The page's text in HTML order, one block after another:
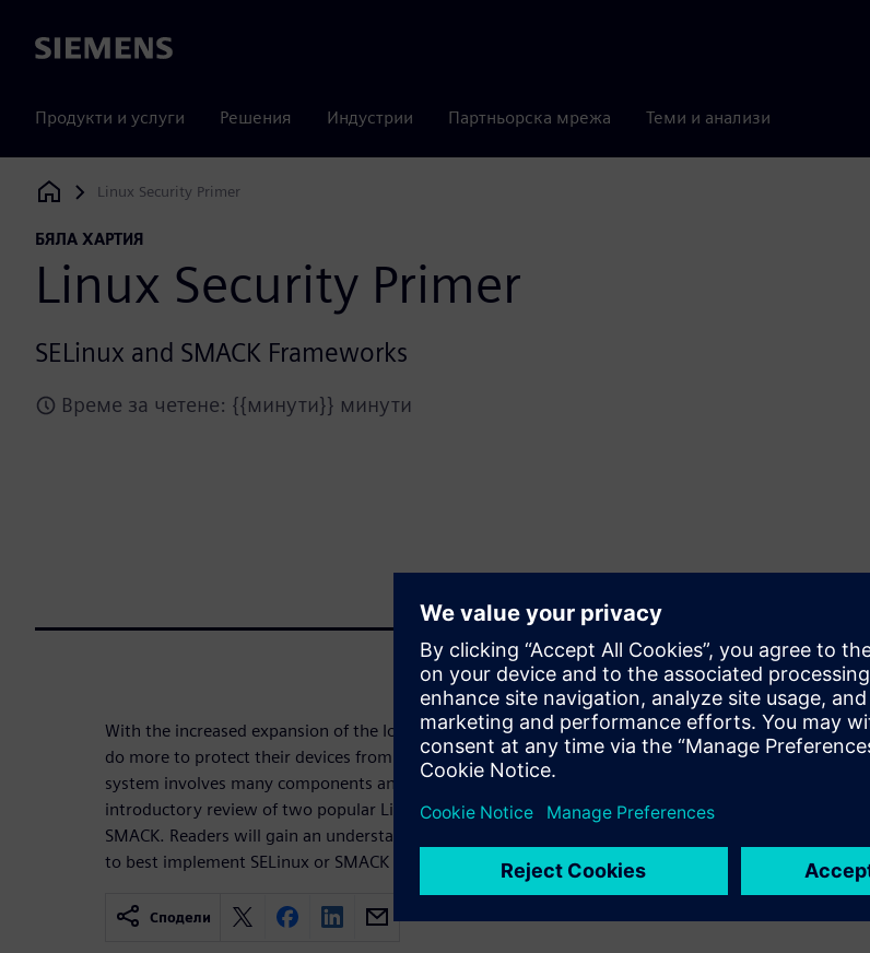
Siemens
Продукти и услуги Решения Индустрии Партньорска мрежа Теми и анализи
Siemens Digital Industries Software
Linux Security Primer
БЯЛА ХАРТИЯ
Linux Security Primer
SELinux and SMACK Frameworks
Време за четене: {{минути}} минути
With the increased expansion of the IoT, software developers are called upon to
do more to protect their devices from malicious attacks. Building a secure
system involves many components and layers of security. This paper offers an
introductory review of two popular Linux® security frameworks: SELinux and
SMACK. Readers will gain an understanding of these two frameworks and when
to best implement SELinux or SMACK into their secure embedded Linux design.
Сподели